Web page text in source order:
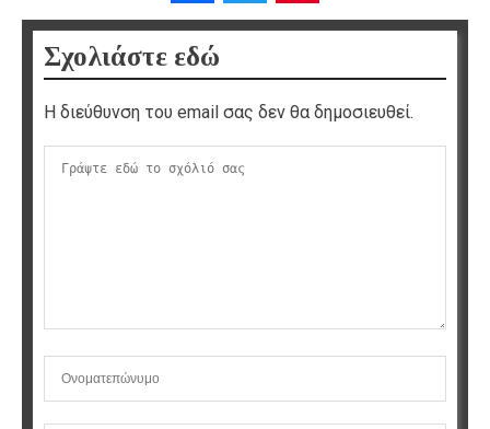
Σχολιάστε εδώ
Η διεύθυνση του email σας δεν θα δημοσιευθεί.